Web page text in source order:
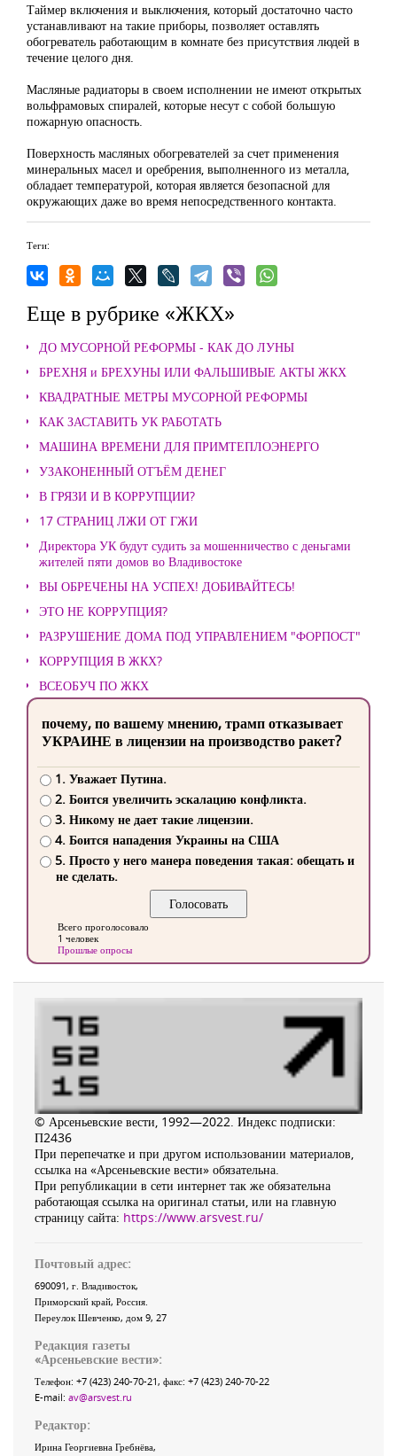
Таймер включения и выключения, который достаточно часто
устанавливают на такие приборы, позволяет оставлять
обогреватель работающим в комнате без присутствия людей в
течение целого дня.
Масляные радиаторы в своем исполнении не имеют открытых
вольфрамовых спиралей, которые несут с собой большую
пожарную опасность.
Поверхность масляных обогревателей за счет применения
минеральных масел и оребрения, выполненного из металла,
обладает температурой, которая является безопасной для
окружающих даже во время непосредственного контакта.
Теги:
Еще в рубрике «ЖКХ»
ДО МУСОРНОЙ РЕФОРМЫ - КАК ДО ЛУНЫ
БРЕХНЯ и БРЕХУНЫ ИЛИ ФАЛЬШИВЫЕ АКТЫ ЖКХ
КВАДРАТНЫЕ МЕТРЫ МУСОРНОЙ РЕФОРМЫ
КАК ЗАСТАВИТЬ УК РАБОТАТЬ
МАШИНА ВРЕМЕНИ ДЛЯ ПРИМТЕПЛОЭНЕРГО
УЗАКОНЕННЫЙ ОТЪЁМ ДЕНЕГ
В ГРЯЗИ И В КОРРУПЦИИ?
17 СТРАНИЦ ЛЖИ ОТ ГЖИ
Директора УК будут судить за мошенничество с деньгами
жителей пяти домов во Владивостоке
ВЫ ОБРЕЧЕНЫ НА УСПЕХ! ДОБИВАЙТЕСЬ!
ЭТО НЕ КОРРУПЦИЯ?
РАЗРУШЕНИЕ ДОМА ПОД УПРАВЛЕНИЕМ "ФОРПОСТ"
КОРРУПЦИЯ В ЖКХ?
ВСЕОБУЧ ПО ЖКХ
почему, по вашему мнению, трамп отказывает
УКРАИНЕ в лицензии на производство ракет?
1. Уважает Путина.
2. Боится увеличить эскалацию конфликта.
3. Никому не дает такие лицензии.
4. Боится нападения Украины на США
5. Просто у него манера поведения такая: обещать и
не сделать.
Всего проголосовало
1 человек
Прошлые опросы
© Арсеньевские вести, 1992—2022. Индекс подписки:
П2436
При перепечатке и при другом использовании материалов,
ссылка на «Арсеньевские вести» обязательна.
При републикации в сети интернет так же обязательна
работающая ссылка на оригинал статьи, или на главную
страницу сайта: https://www.arsvest.ru/
Почтовый адрес:
690091, г. Владивосток,
Приморский край, Россия
Переулок Шевченко, дом 9, 27
Редакция газеты
«Арсеньевские вести»:
Телефон: +7 (423) 240-70-21, факс: +7 (423) 240-70-22
E-mail: av@arsvest.ru
Редактор:
Ирина Георгиевна Гребнёва,